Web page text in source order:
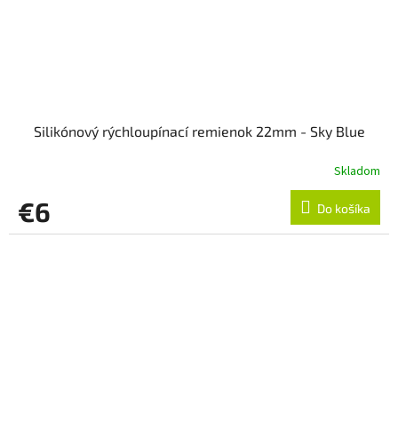
Silikónový rýchloupínací remienok 22mm - Sky Blue
Skladom
€6 Do košíka